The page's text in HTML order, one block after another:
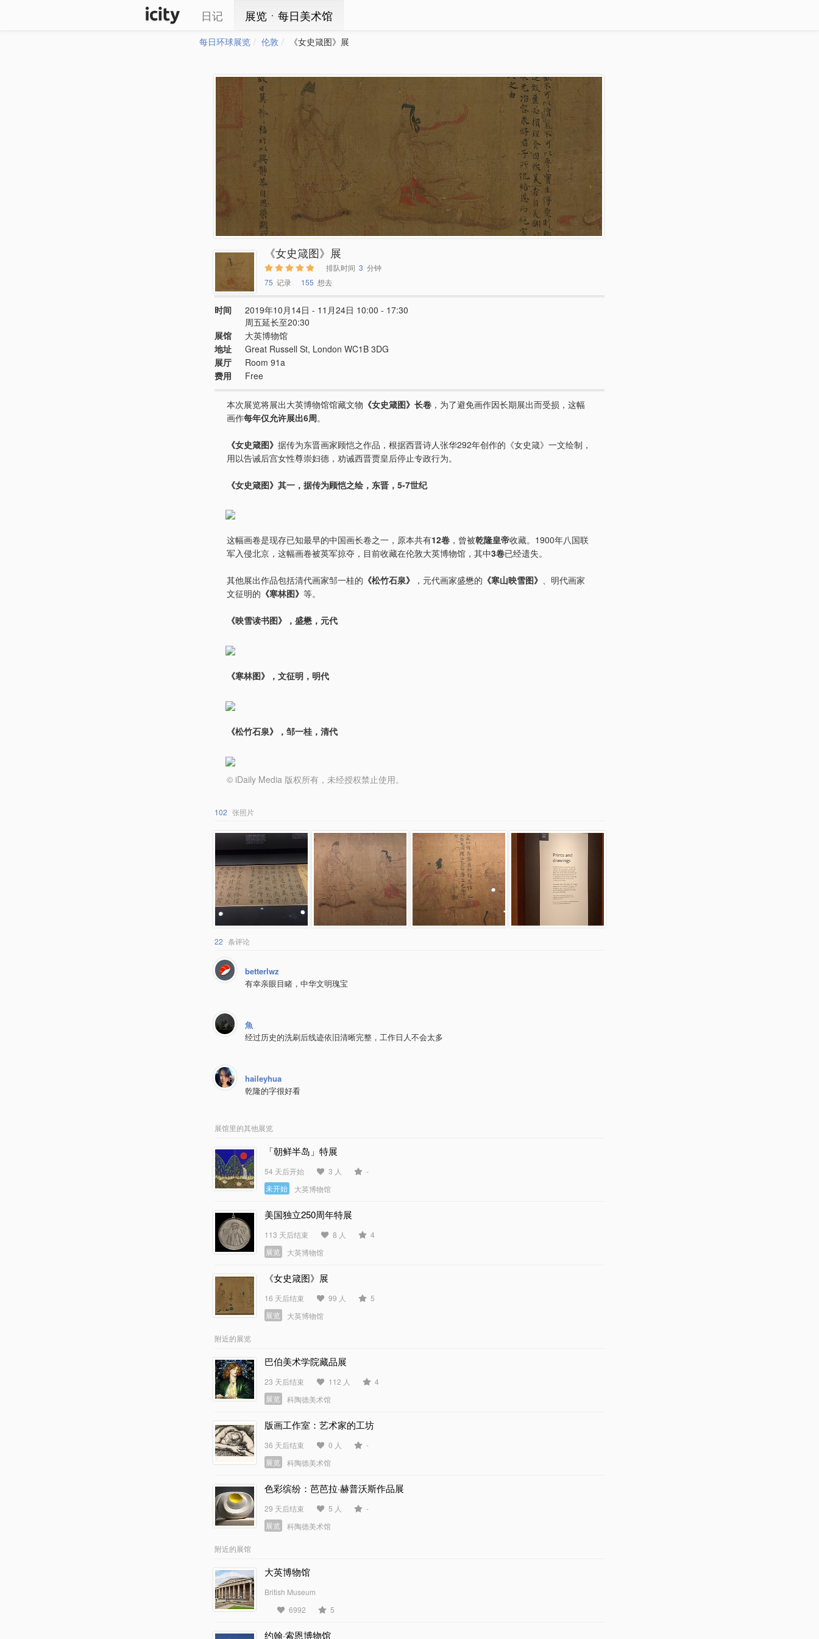
日记 展览ㆍ每日美术馆
每日环球展览 伦敦 《女史箴图》展
《女史箴图》展
排队时间 3 分钟
75 记录 155 想去
时间
2019年10月14日 - 11月24日 10:00 - 17:30
周五延长至20:30
展馆
大英博物馆
地址
Great Russell St, London WC1B 3DG
展厅
Room 91a
费用
Free
本次展览将展出大英博物馆馆藏文物 《女史箴图》长卷 ，为了避免画作因长期展出而受损，这幅
画作每年仅允许展出6周。
《女史箴图》 据传为东晋画家顾恺之作品，根据西晋诗人张华292年创作的《女史箴》一文绘制，
用以告诫后宫女性尊崇妇德，劝诫西晋贾皇后停止专政行为。
《女史箴图》其一，据传为顾恺之绘，东晋，5-7世纪
这幅画卷是现存已知最早的中国画长卷之一，原本共有12卷 ，曾被乾隆皇帝收藏。1900年八国联
军入侵北京，这幅画卷被英军掠夺，目前收藏在伦敦大英博物馆，其中3卷已经遗失。
其他展出作品包括清代画家邹一桂的 《松竹石泉》 ，元代画家盛懋的 《寒山映雪图》 、明代画家
文征明的 《寒林图》 等。
《映雪读书图》，盛懋，元代
《寒林图》，文征明，明代
《松竹石泉》，邹一桂，清代
© iDaily Media 版权所有，未经授权禁止使用。
102 张照片
22 条评论
betterlwz
有幸亲眼目睹，中华文明瑰宝
魚
经过历史的洗刷后线迹依旧清晰完整，工作日人不会太多
haileyhua
乾隆的字很好看
展馆里的其他展览
「朝鲜半岛」特展
54 天后开始 3 人
-
未开始
大英博物馆
美国独立250周年特展
113 天后结束 8 人
4
展览
大英博物馆
《女史箴图》展
16 天后结束 99 人
5
展览
大英博物馆
附近的展览
巴伯美术学院藏品展
23 天后结束 112 人
4
展览
科陶德美术馆
版画工作室：艺术家的工坊
36 天后结束 0 人
-
展览
科陶德美术馆
色彩缤纷：芭芭拉·赫普沃斯作品展
29 天后结束 5 人
-
展览
科陶德美术馆
附近的展馆
大英博物馆
British Museum
6992
5
约翰·索恩博物馆